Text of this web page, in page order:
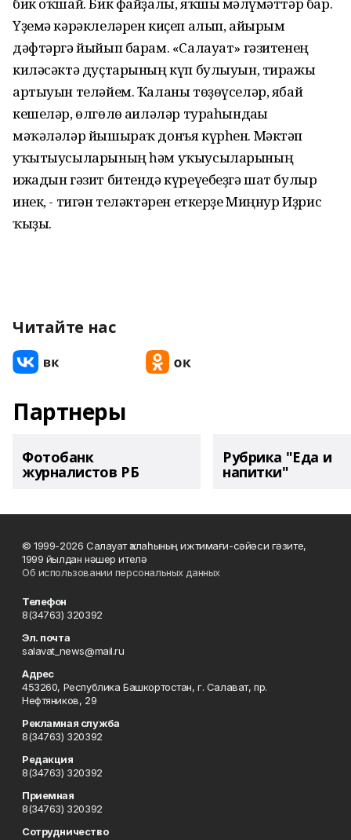
Үҙемә кәрәклеләрен киҫеп алып, айырым
дәфтәргә йыйып барам. «Салауат» гәзитенең
киләсәктә дуҫтарының күп булыуын, тиражы
артыуын теләйем. Ҡаланы төҙөүселәр, ябай
кешеләр, өлгөлө ғаиләләр тураһындағы
мәҡәләләр йышыраҡ донъя күрһен. Мәктәп
уҡытыусыларының һәм уҡыусыларының
ижадын гәзит битендә күреүебеҙгә шат булыр
инек, - тигән теләктәрен еткерҙе Миңнур Иҙрис
ҡыҙы.
Читайте нас
Партнеры
Фотобанк
журналистов РБ
Рубрика "Еда и
напитки"
© 1999-2026 Салауат ҡалаһының ижтимағи-сәйәси гәзите,
1999 йылдан нәшер ителә
Об использовании персональных данных
Телефон
8(34763) 320392
Эл. почта
salavat_news@mail.ru
Адрес
453260, Республика Башкортостан, г. Салават, пр.
Нефтяников, 29
Рекламная служба
8(34763) 320392
Редакция
8(34763) 320392
Приемная
8(34763) 320392
Сотрудничество